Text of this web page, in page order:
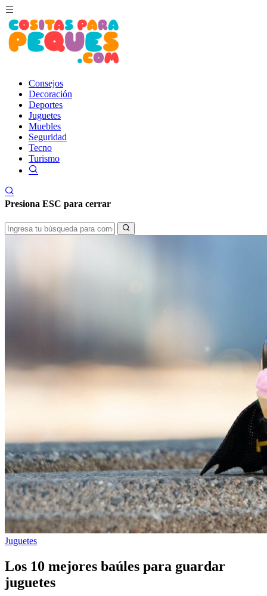
Consejos
Decoración
Deportes
Juguetes
Muebles
Seguridad
Tecno
Turismo
Presiona ESC para cerrar
Juguetes
Los 10 mejores baúles para guardar
juguetes